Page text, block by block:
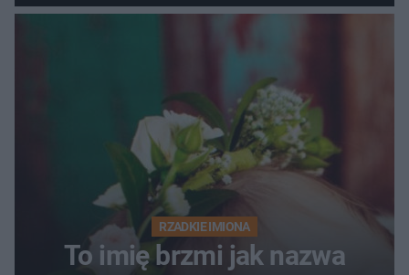
RZADKIE IMIONA
To imię brzmi jak nazwa